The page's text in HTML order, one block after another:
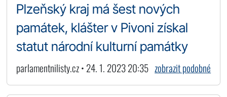
Plzeňský kraj má šest nových
památek, klášter v Pivoni získal
statut národní kulturní památky
parlamentnilisty.cz • 24. 1. 2023 20:35 zobrazit podobné